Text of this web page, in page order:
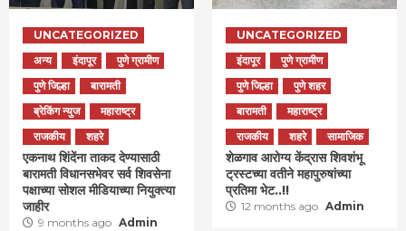
UNCATEGORIZED
अन्य
इंदापूर
पुणे ग्रामीण
पुणे जिल्हा
बारामती
ब्रेकिंग न्युज
महाराष्ट्र
राजकीय
शहरे
एकनाथ शिंदेंना ताकद देण्यासाठी
बारामती विधानसभेवर सर्व शिवसेना
पक्षाच्या सोशल मीडियाच्या नियुक्त्या
जाहीर
9 months ago Admin
UNCATEGORIZED
इंदापूर
पुणे ग्रामीण
पुणे जिल्हा
पुणे शहर
बारामती
महाराष्ट्र
राजकीय
शहरे सामाजिक
शेळगाव आरोग्य केंद्रास शिवशंभू
ट्रस्टच्या वतीने महापुरुषांच्या
प्रतिमा भेट..!!
12 months ago Admin